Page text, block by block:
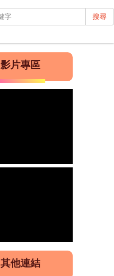
搜尋
必要性
影片專區
其他連結